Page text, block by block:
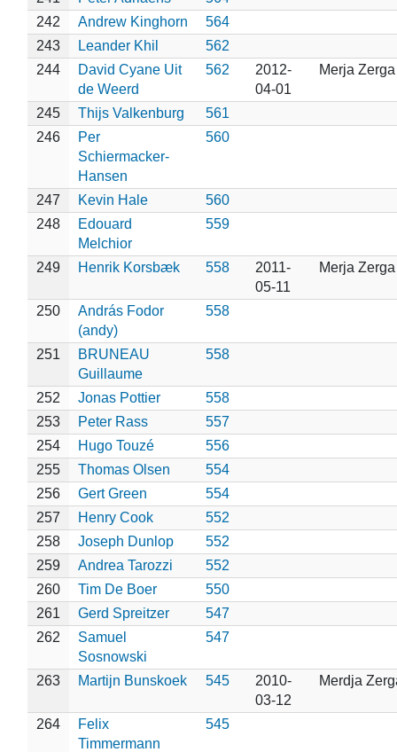
242
Andrew Kinghorn
564
243
Leander Khil
562
244
David Cyane Uit
de Weerd
562
2012-
04-01
Merja Zerga
245 Thijs Valkenburg
561
246
Per
Schiermacker-
Hansen
560
247 Kevin Hale
560
248
Edouard
Melchior
559
249 Henrik Korsbæk 558
2011-
05-11
Merja Zerga
250
András Fodor
(andy)
558
251
BRUNEAU
Guillaume
558
252 Jonas Pottier
558
253
Peter Rass
557
254
Hugo Touzé
556
255
Thomas Olsen
554
256
Gert Green
554
257
Henry Cook
552
258
Joseph Dunlop
552
259
Andrea Tarozzi
552
260
Tim De Boer
550
261
Gerd Spreitzer
547
262
Samuel
Sosnowski
547
263 Martijn Bunskoek 545
2010-
03-12
Merdja
264
Felix
Timmermann
545